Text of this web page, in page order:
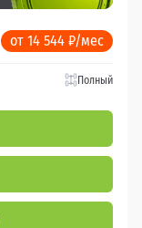
от 14 544 ₽/мес
Полный